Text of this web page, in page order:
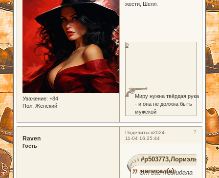
Уважение: +84
Пол: Женский
жести, Шелл.
Миру нужна твёрдая рука
- и она не должна быть
мужской
0
Поделиться 7
2024-
11-04 16:25:44
Raven
Гость
#p503773,Лориэль
написал(а):
От вас я ожидала